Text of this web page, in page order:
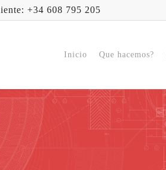
+34 608 795 205
Inicio Que hacemos?